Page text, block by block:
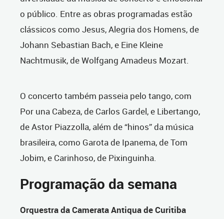
o público. Entre as obras programadas estão
clássicos como Jesus, Alegria dos Homens, de
Johann Sebastian Bach, e Eine Kleine
Nachtmusik, de Wolfgang Amadeus Mozart.
O concerto também passeia pelo tango, com
Por una Cabeza, de Carlos Gardel, e Libertango,
de Astor Piazzolla, além de “hinos” da música
brasileira, como Garota de Ipanema, de Tom
Jobim, e Carinhoso, de Pixinguinha.
Programação da semana
Orquestra da Camerata Antiqua de Curitiba